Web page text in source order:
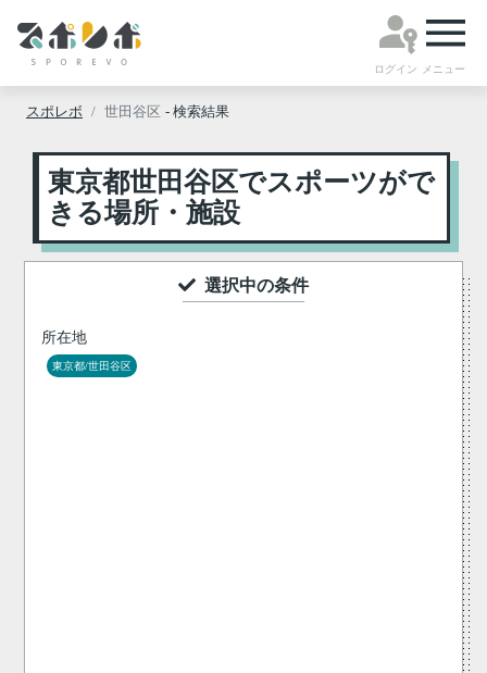
ログイン メニュー
スポレボ 世田谷区 - 検索結果
東京都世田谷区でスポーツがで
きる場所・施設
選択中の条件
所在地
東京都/世田谷区